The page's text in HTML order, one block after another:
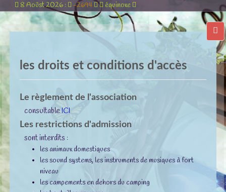
8 Aoûst 2026 : -2694 équinoxe
les droits et conditions d'accès
Le règlement de l'association
consultable ICI
Les restrictions d'admission
sont interdits :
les animaux domestiques
les sound systems, les instruments de musiques à fort
niveau
les campements en dehors du camping